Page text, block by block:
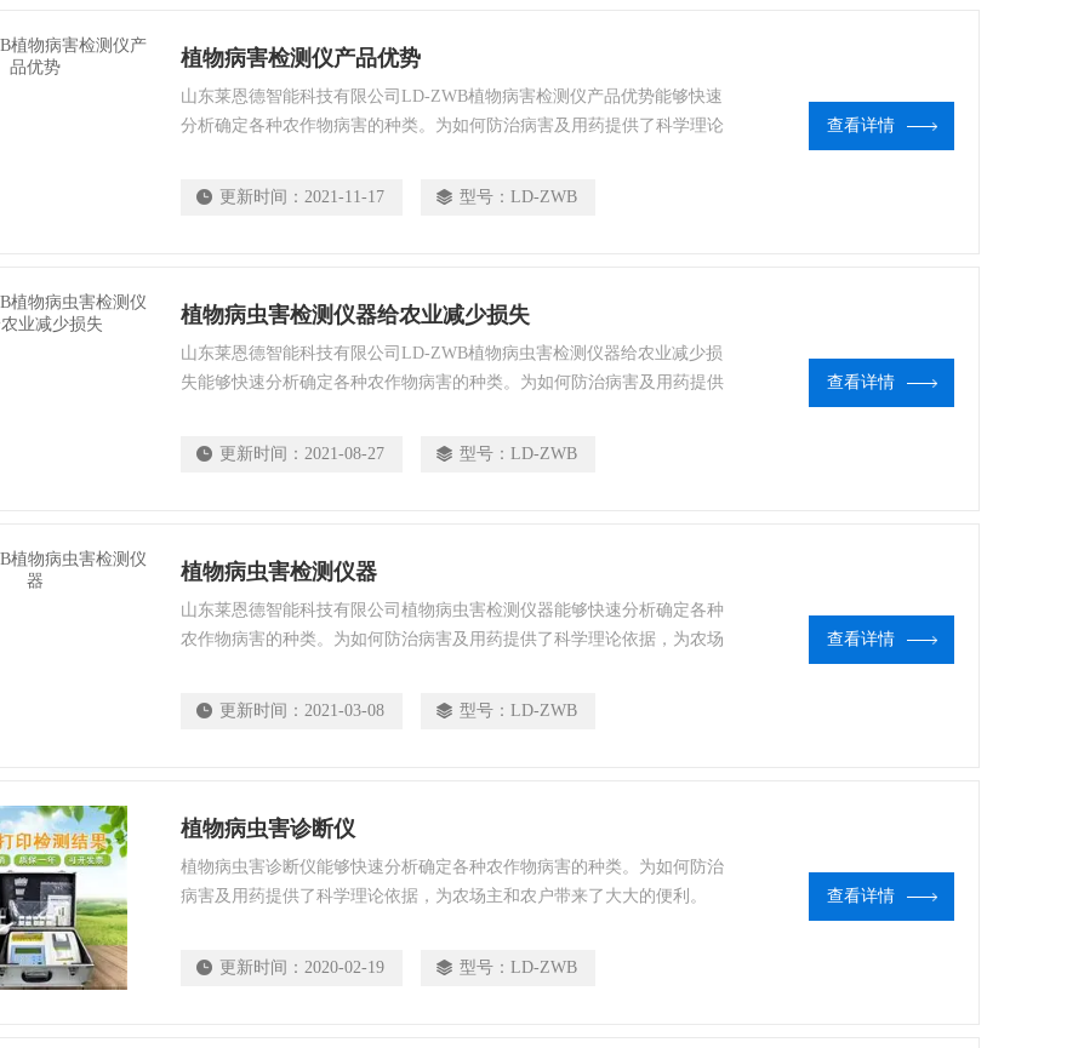
植物病害检测仪产品优势
山东莱恩德智能科技有限公司LD-ZWB植物病害检测仪产品优势能够快速
分析确定各种农作物病害的种类。为如何防治病害及用药提供了科学理论
更新时间： 2021-11-17 型号： LD-ZWB
查看详情
植物病虫害检测仪器给农业减少损失
山东莱恩德智能科技有限公司LD-ZWB植物病虫害检测仪器给农业减少损
失能够快速分析确定各种农作物病害的种类。为如何防治病害及用药提供
更新时间： 2021-08-27 型号： LD-ZWB
查看详情
植物病虫害检测仪器
山东莱恩德智能科技有限公司植物病虫害检测仪器能够快速分析确定各种
农作物病害的种类。为如何防治病害及用药提供了科学理论依据，为农场
更新时间： 2021-03-08 型号： LD-ZWB
查看详情
植物病虫害诊断仪
植物病虫害诊断仪能够快速分析确定各种农作物病害的种类。为如何防治
病害及用药提供了科学理论依据，为农场主和农户带来了大大的便利。
更新时间： 2020-02-19 型号： LD-ZWB
查看详情